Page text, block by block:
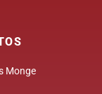
Monge